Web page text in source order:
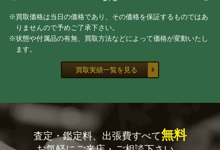
※買取価格は当日の価格であり、その価格を保証するものではあ
りませんので予めご了承下さい。
※状態や付属品の有無、買取方法などによって価格が変動いたし
ます。
買取実績一覧を見る
査定・鑑定料、出張費すべて無料